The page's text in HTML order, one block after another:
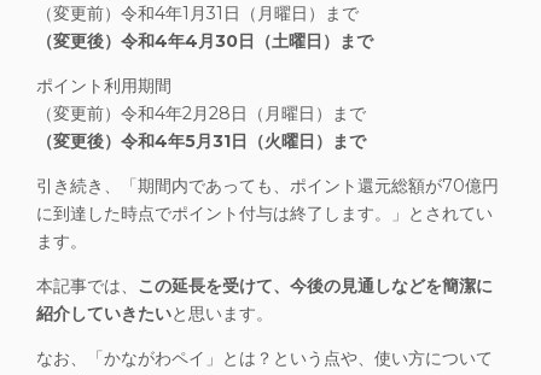
（変更前）令和4年1月31日（月曜日）まで
（変更後）令和4年4月30日（土曜日）まで
ポイント利用期間
（変更前）令和4年2月28日（月曜日）まで
（変更後）令和4年5月31日（火曜日）まで
引き続き、「期間内であっても、ポイント還元総額が70億円
に到達した時点でポイント付与は終了します。」とされてい
ます。
本記事では、 この延長を受けて、今後の見通しなどを簡潔に
紹介していきたいと思います。
なお、「かながわペイ」とは？という点や、使い方について